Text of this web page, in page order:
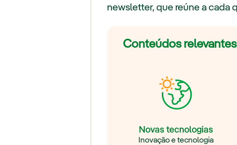
newsletter, que reúne a cada
Conteúdos
Novas tecnologias
Inovação e tecnologia